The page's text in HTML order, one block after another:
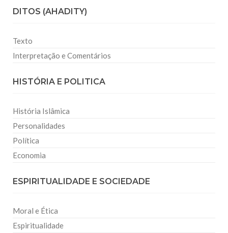
DITOS (AHADITY)
Texto
Interpretação e Comentários
HISTÓRIA E POLITICA
História Islâmica
Personalidades
Política
Economia
ESPIRITUALIDADE E SOCIEDADE
Moral e Ética
Espiritualidade